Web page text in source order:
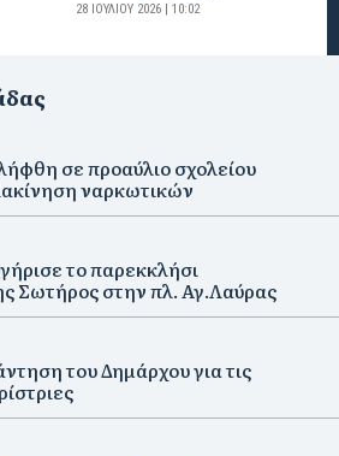
28 ΙΟΥΛΊΟΥ 2026 | 10:02
σε προαύλιο σχολείου
ναρκωτικών
το παρεκκλήσι
Σωτήρος στην πλ. Αγ.Λαύρας
του Δημάρχου για τις